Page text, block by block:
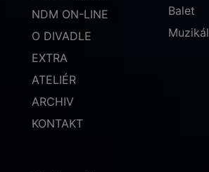
NDM ON-LINE
O DIVADLE
EXTRA
ATELIÉR
ARCHIV
KONTAKT
Balet
Muzikál